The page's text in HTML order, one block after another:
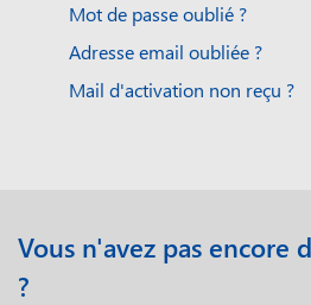
Mot de passe oublié ?
Adresse email oubliée ?
Mail d'activation non reçu ?
Vous n'avez pas encore
?